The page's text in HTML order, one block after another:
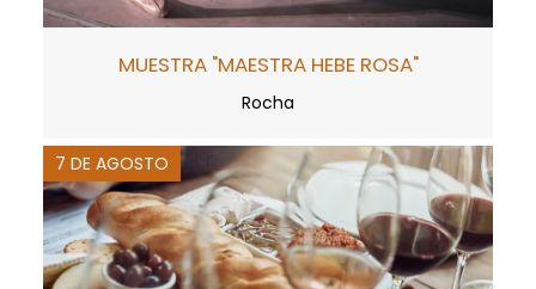
MUESTRA "MAESTRA HEBE ROSA"
Rocha
7 DE AGOSTO